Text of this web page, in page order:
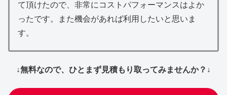
て頂けたので、非常にコストパフォーマンスはよか
ったです。また機会があれば利用したいと思いま
す。
↓無料なので、ひとまず見積もり取ってみませんか？↓